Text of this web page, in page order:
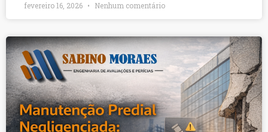
fevereiro 16, 2026 Nenhum comentário